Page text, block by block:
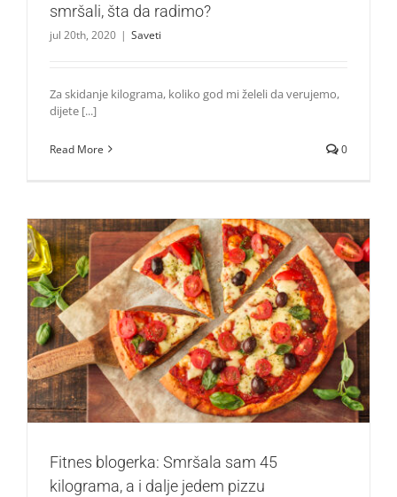
smršali, šta da radimo?
jul 20th, 2020 | Saveti
Za skidanje kilograma, koliko god mi želeli da verujemo,
dijete [...]
Read More 0
Fitnes blogerka: Smršala sam 45 kilograma, a i dalje
jedem pizzu
Saveti
Fitnes blogerka: Smršala sam 45
kilograma, a i dalje jedem pizzu